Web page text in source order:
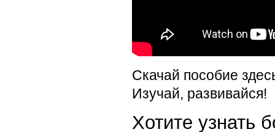
Скачай пособие
Изучай, развивайся!
Хотите